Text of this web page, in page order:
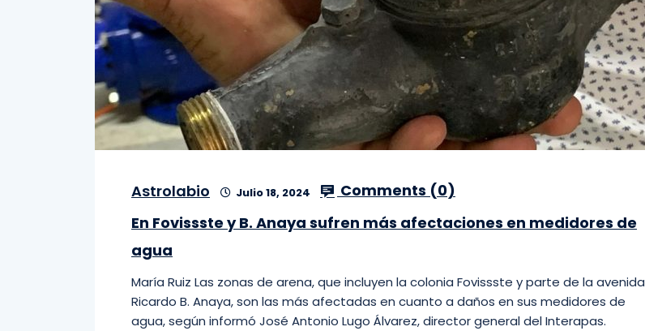
Astrolabio Julio 18, 2024 Comments (0)
En Fovissste y B. Anaya sufren más afectaciones en medidores de
agua
María Ruiz Las zonas de arena, que incluyen la colonia Fovissste y parte de la avenida
Ricardo B. Anaya, son las más afectadas en cuanto a daños en sus medidores de
agua, según informó José Antonio Lugo Álvarez, director general del Interapas.